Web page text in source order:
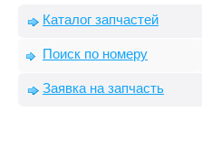
Каталог запчастей
Поиск по номеру
Заявка на запчасть